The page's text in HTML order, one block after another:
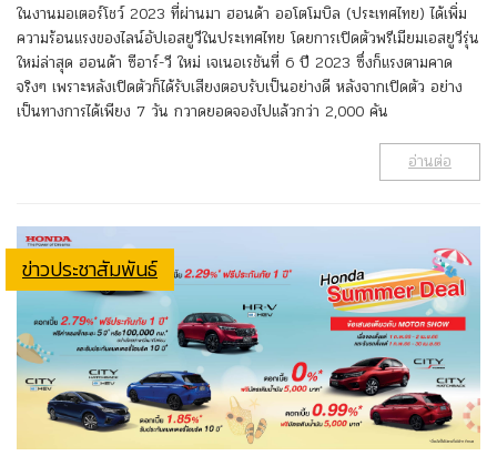
ในงานมอเตอร์โชว์ 2023 ที่ผ่านมา ฮอนด้า ออโตโมบิล (ประเทศไทย) ได้เพิ่ม
ความร้อนแรงของไลน์อัปเอสยูวีในประเทศไทย โดยการเปิดตัวพรีเมียมเอสยูวีรุ่น
ใหม่ล่าสุด ฮอนด้า ซีอาร์-วี ใหม่ เจเนอเรชันที่ 6 ปี 2023 ซึ่งก็แรงตามคาด
จริงๆ เพราะหลังเปิดตัวก็ได้รับเสียงตอบรับเป็นอย่างดี หลังจากเปิดตัว อย่าง
เป็นทางการได้เพียง 7 วัน กวาดยอดจองไปแล้วกว่า 2,000 คัน
อ่านต่อ
ข่าวประชาสัมพันธ์